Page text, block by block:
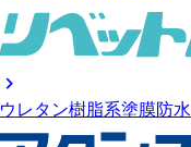
chevron_right
ウレタン樹脂系塗膜防水